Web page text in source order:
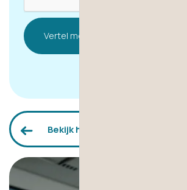
Bekijk het overzicht